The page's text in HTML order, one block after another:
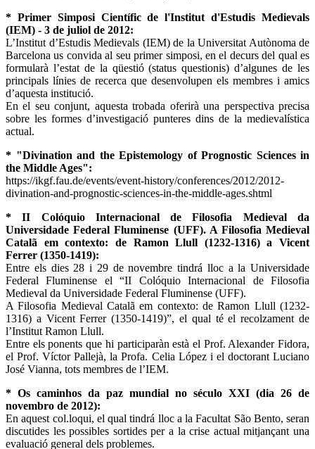
* Primer Simposi Científic de l'Institut d'Estudis Medievals
(IEM) - 3 de juliol de 2012:
L’Institut d’Estudis Medievals (IEM) de la Universitat Autònoma de
Barcelona us convida al seu primer simposi, en el decurs del qual es
formularà l’estat de la qüestió (status questionis) d’algunes de les
principals línies de recerca que desenvolupen els membres i amics
d’aquesta institució.
En el seu conjunt, aquesta trobada oferirà una perspectiva precisa
sobre les formes d’investigació punteres dins de la medievalística
actual.
* "Divination and the Epistemology of Prognostic Sciences in
the Middle Ages":
https://ikgf.fau.de/events/event-history/conferences/2012/2012-
divination-and-prognostic-sciences-in-the-middle-ages.shtml
* II Colóquio Internacional de Filosofia Medieval da
Universidade Federal Fluminense (UFF). A Filosofia Medieval
Catalã em contexto: de Ramon Llull (1232-1316) a Vicent
Ferrer (1350-1419):
Entre els dies 28 i 29 de novembre tindrá lloc a la Universidade
Federal Fluminense el “II Colóquio Internacional de Filosofia
Medieval da Universidade Federal Fluminense (UFF).
A Filosofia Medieval Catalã em contexto: de Ramon Llull (1232-
1316) a Vicent Ferrer (1350-1419)”, el qual té el recolzament de
l’Institut Ramon Llull.
Entre els ponents que hi participaràn està el Prof. Alexander Fidora,
el Prof. Víctor Pallejà, la Profa. Celia López i el doctorant Luciano
José Vianna, tots membres de l’IEM.
* Os caminhos da paz mundial no século XXI (dia 26 de
novembro de 2012):
En aquest col.loqui, el qual tindrá lloc a la Facultat São Bento, seran
discutides les possibles sortides per a la crise actual mitjançant una
evaluació general dels problemes.